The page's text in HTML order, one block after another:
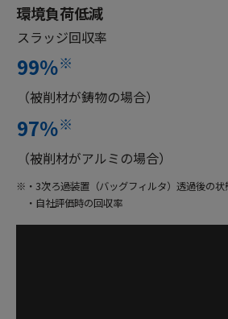
環境負荷低減
スラッジ回収率
99％※
（被削材が鋳物の場合）
97％※
（被削材がアルミの場合）
※・3次ろ過装置（バッグフィルタ）透過後の状
・自社評価時の回収率